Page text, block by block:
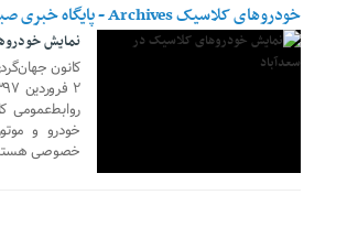
خودروهای کلاسیک Archives - پایگاه خبری صبح اقتصاد آنلاین،تحلیل اقتصادی،اخبار اقتصادی
نمایش
کانون
خصوصی